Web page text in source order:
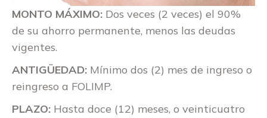
MONTO MÁXIMO: Dos veces (2 veces) el 90%
de su ahorro permanente, menos las deudas
vigentes.
ANTIGÜEDAD: Mínimo dos (2) mes de ingreso o
reingreso a FOLIMP.
PLAZO: Hasta doce (12) meses, o veinticuatro